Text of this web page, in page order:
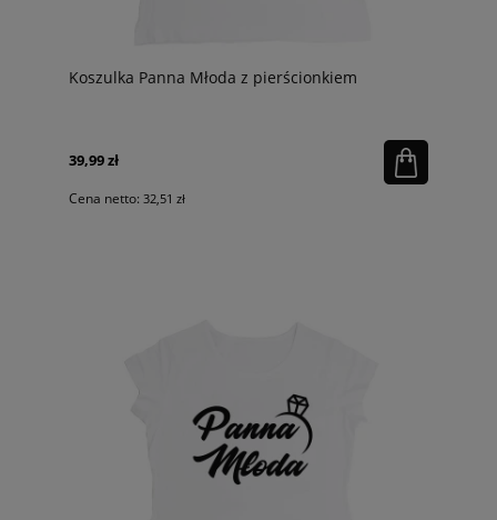
Koszulka Panna Młoda z pierścionkiem
39,99 zł
Cena netto: 32,51 zł